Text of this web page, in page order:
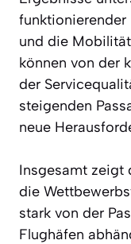
funktionierender
und die
können von der
der
steigenden
neue
Insgesamt zeigt
die
stark von der
Flughäfen